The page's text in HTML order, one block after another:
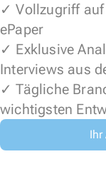
✓ Vollzugriff
ePaper
✓ Exklusive
Interviews aus
✓ Tägliche
wichtigsten
Ihr